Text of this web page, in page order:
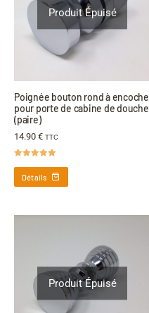
Produit Épuisé
Poignée bouton rond à encoche
pour porte de cabine de douche
(paire)
14.90 € TTC
Détails
Produit Épuisé